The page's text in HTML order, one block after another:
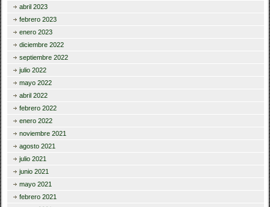
abril 2023
febrero 2023
enero 2023
diciembre 2022
septiembre 2022
julio 2022
mayo 2022
abril 2022
febrero 2022
enero 2022
noviembre 2021
agosto 2021
julio 2021
junio 2021
mayo 2021
febrero 2021